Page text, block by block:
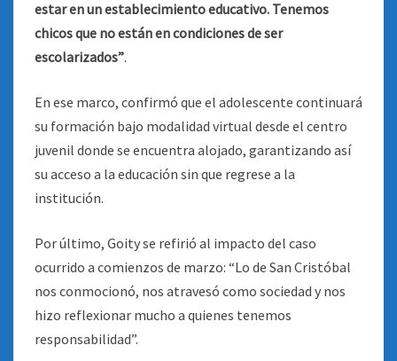
estar en un establecimiento educativo. Tenemos
chicos que no están en condiciones de ser
escolarizados”.
En ese marco, confirmó que el adolescente continuará
su formación bajo modalidad virtual desde el centro
juvenil donde se encuentra alojado, garantizando así
su acceso a la educación sin que regrese a la
institución.
Por último, Goity se refirió al impacto del caso
ocurrido a comienzos de marzo: “Lo de San Cristóbal
nos conmocionó, nos atravesó como sociedad y nos
hizo reflexionar mucho a quienes tenemos
responsabilidad”.